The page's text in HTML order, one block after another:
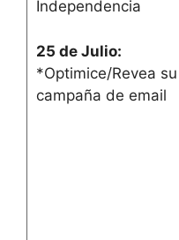
Independencia
25 de Julio:
*Optimice/Revea su
campaña de email